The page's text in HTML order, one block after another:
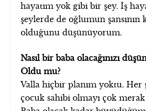
hayatım yok gibi bir şey. İş
şeylerde de oğlumun şansının
olduğunu düşünüyorum.
Nasıl bir baba olacağınızı
Oldu mu?
Valla hiçbir planım yoktu. Her
çocuk sahibi olmayı çok